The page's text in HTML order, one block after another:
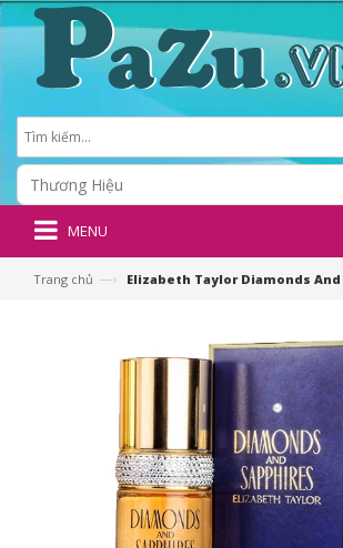
MENU
Trang chủ —› Elizabeth Taylor Diamonds